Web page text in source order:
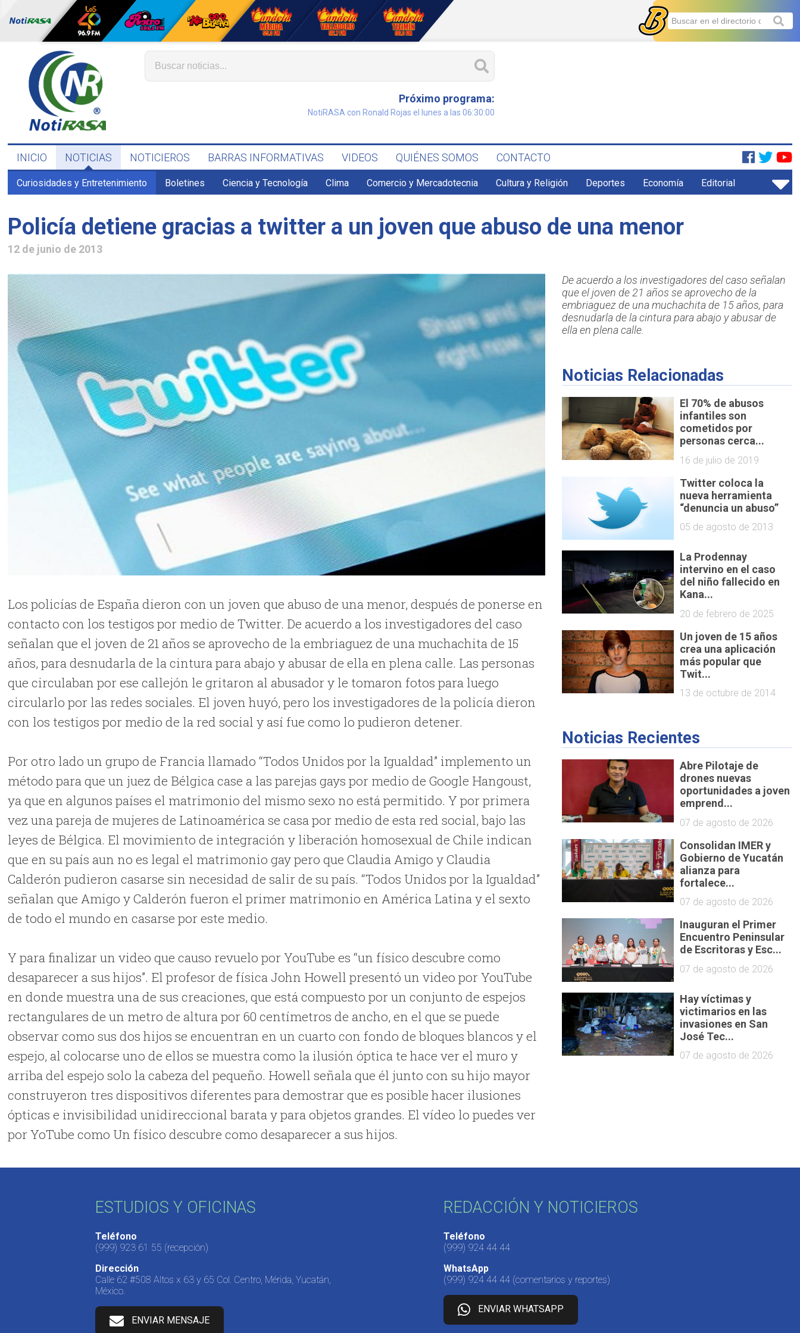
Próximo programa:
NotiRASA con Ronald Rojas el lunes a las 06:30:00
INICIO NOTICIAS NOTICIEROS BARRAS INFORMATIVAS VIDEOS QUIÉNES SOMOS CONTACTO
Curiosidades y Entretenimiento Boletines Ciencia y Tecnología Clima Comercio y Mercadotecnia Cultura y Religión Deportes Economía Editorial
Policía detiene gracias a twitter a un joven que abuso de una menor
12 de junio de 2013
Los policías de España dieron con un joven que abuso de una menor, después de ponerse en
contacto con los testigos por medio de Twitter. De acuerdo a los investigadores del caso
señalan que el joven de 21 años se aprovecho de la embriaguez de una muchachita de 15
años, para desnudarla de la cintura para abajo y abusar de ella en plena calle. Las personas
que circulaban por ese callejón le gritaron al abusador y le tomaron fotos para luego
circularlo por las redes sociales. El joven huyó, pero los investigadores de la policía dieron
con los testigos por medio de la red social y así fue como lo pudieron detener.
Por otro lado un grupo de Francia llamado “Todos Unidos por la Igualdad” implemento un
método para que un juez de Bélgica case a las parejas gays por medio de Google Hangoust,
ya que en algunos países el matrimonio del mismo sexo no está permitido. Y por primera
vez una pareja de mujeres de Latinoamérica se casa por medio de esta red social, bajo las
leyes de Bélgica. El movimiento de integración y liberación homosexual de Chile indican
que en su país aun no es legal el matrimonio gay pero que Claudia Amigo y Claudia
Calderón pudieron casarse sin necesidad de salir de su país. “Todos Unidos por la Igualdad”
señalan que Amigo y Calderón fueron el primer matrimonio en América Latina y el sexto
de todo el mundo en casarse por este medio.
Y para finalizar un video que causo revuelo por YouTube es “un físico descubre como
desaparecer a sus hijos”. El profesor de física John Howell presentó un video por YouTube
en donde muestra una de sus creaciones, que está compuesto por un conjunto de espejos
rectangulares de un metro de altura por 60 centímetros de ancho, en el que se puede
observar como sus dos hijos se encuentran en un cuarto con fondo de bloques blancos y el
espejo, al colocarse uno de ellos se muestra como la ilusión óptica te hace ver el muro y
arriba del espejo solo la cabeza del pequeño. Howell señala que él junto con su hijo mayor
construyeron tres dispositivos diferentes para demostrar que es posible hacer ilusiones
ópticas e invisibilidad unidireccional barata y para objetos grandes. El vídeo lo puedes ver
por YoTube como Un físico descubre como desaparecer a sus hijos.
De acuerdo a los investigadores del caso señalan
que el joven de 21 años se aprovecho de la
embriaguez de una muchachita de 15 años, para
desnudarla de la cintura para abajo y abusar de
ella en plena calle.
Noticias Relacionadas
El 70% de abusos
infantiles son
cometidos por
personas cerca...
16 de julio de 2019
Twitter coloca la
nueva herramienta
“denuncia un abuso”
05 de agosto de 2013
La Prodennay
intervino en el caso
del niño fallecido en
Kana...
20 de febrero de 2025
Un joven de 15 años
crea una aplicación
más popular que
Twit...
13 de octubre de 2014
Noticias Recientes
Abre Pilotaje de
drones nuevas
oportunidades a joven
emprend...
07 de agosto de 2026
Consolidan IMER y
Gobierno de Yucatán
alianza para
fortalece...
07 de agosto de 2026
Inauguran el Primer
Encuentro Peninsular
de Escritoras y Esc...
07 de agosto de 2026
Hay víctimas y
victimarios en las
invasiones en San
José Tec...
07 de agosto de 2026
ESTUDIOS Y OFICINAS
Teléfono
(999) 923 61 55 (recepción)
Dirección
Calle 62 #508 Altos x 63 y 65 Col. Centro, Mérida, Yucatán,
México.
ENVIAR MENSAJE
REDACCIÓN Y NOTICIEROS
Teléfono
(999) 924 44 44
WhatsApp
(999) 924 44 44 (comentarios y reportes)
ENVIAR WHATSAPP